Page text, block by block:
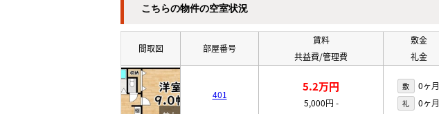
こちらの物件の空室状況
間取図 部屋番号
賃料
共益費/管理費
敷金
礼金
401
5.2万円
5,000円 -
敷 0ヶ月
礼 0ヶ月